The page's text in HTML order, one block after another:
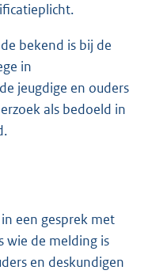
bekend is bij de
in
jeugdige en ouders
als bedoeld in
een gesprek met
wie de melding is
en deskundigen